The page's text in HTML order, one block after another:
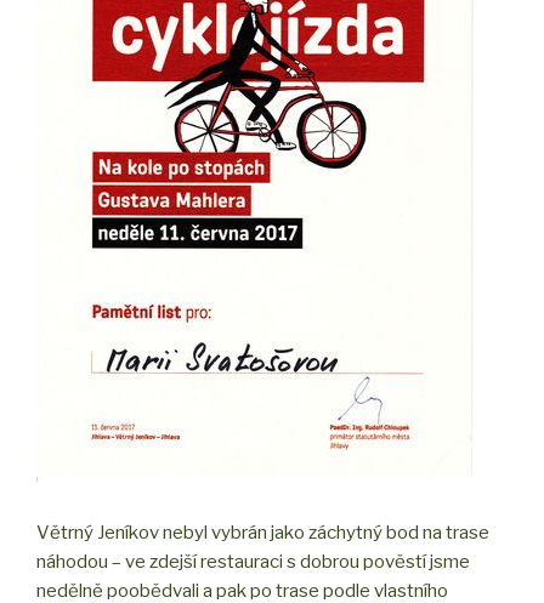
Větrný Jeníkov nebyl vybrán jako záchytný bod na trase
náhodou – ve zdejší restauraci s dobrou pověstí jsme
nedělně poobědvali a pak po trase podle vlastního